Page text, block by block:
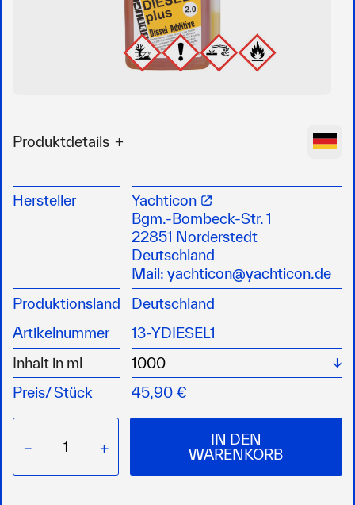
Produktdetails
Liter und geeignet für alle Dieselmotoren
mit Anti-Fouling Komponente gegen
mikrobiologischen Befall
verhindert die Bildung von Pilzen, Bakterien und
gewährleistet Reinigung und Reinhaltung der
Düsen und des Kraftstoffsystems
schützt Tank, Kraftstoffsystem und Brennraum
vor lnnenkorrosion
verbessert Kaltstart- und Leistungsverhalten
schützt vor Alterung des Kraftstoffes
Schaumminderung beim Befüllen
Schutz der Umwelt durch saubere Verbrennung
GEFAHR: H302 + H312 + H332, H304, H315,
H318, H411
Hersteller
Yachticon
Bgm.-Bombeck-Str. 1
22851 Norderstedt
Deutschland
Mail: yachticon@yachticon.de
Produktionsland
Deutschland
Artikelnummer
13-YDIESEL1
Inhalt in ml
Preis/Stück 45,90 €
− +
IN DEN
WARENKORB